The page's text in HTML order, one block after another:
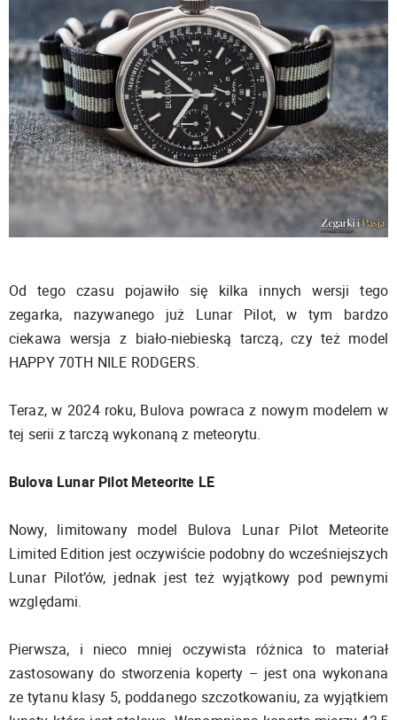
Od tego czasu pojawiło się kilka innych wersji tego
zegarka, nazywanego już Lunar Pilot, w tym bardzo
ciekawa wersja z biało-niebieską tarczą, czy też model
HAPPY 70TH NILE RODGERS.
Teraz, w 2024 roku, Bulova powraca z nowym modelem w
tej serii z tarczą wykonaną z meteorytu.
Bulova Lunar Pilot Meteorite LE
Nowy, limitowany model Bulova Lunar Pilot Meteorite
Limited Edition jest oczywiście podobny do wcześniejszych
Lunar Pilot’ów, jednak jest też wyjątkowy pod pewnymi
względami.
Pierwsza, i nieco mniej oczywista różnica to materiał
zastosowany do stworzenia koperty – jest ona wykonana
ze tytanu klasy 5, poddanego szczotkowaniu, za wyjątkiem